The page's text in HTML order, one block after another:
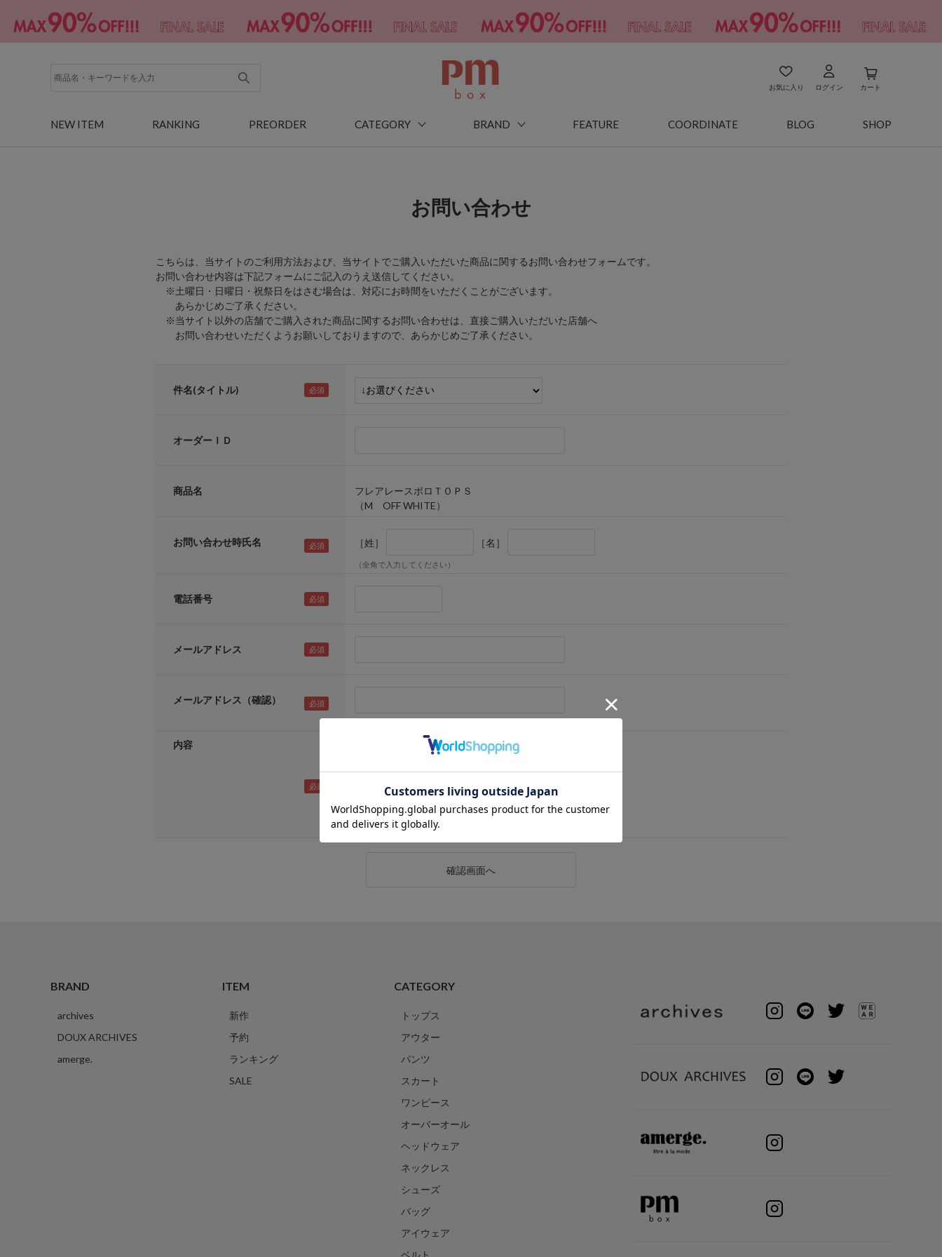
お気に入り ログイン カート
NEW ITEM RANKING PREORDER CATEGORY BRAND FEATURE COORDINATE BLOG SHOP
お問い合わせ
こちらは、当サイトのご利用方法および、当サイトでご購入いただいた商品に関するお問い合わせフォームです。
お問い合わせ内容は下記フォームにご記入のうえ送信してください。
※土曜日・日曜日・祝祭日をはさむ場合は、対応にお時間をいただくことがございます。
あらかじめご了承ください。
※当サイト以外の店舗でご購入された商品に関するお問い合わせは、直接ご購入いただいた店舗へ
お問い合わせいただくようお願いしておりますので、あらかじめご了承ください。
件名(タイトル)
オーダーＩＤ
商品名
フレアレースポロＴＯＰＳ
（M OFF WHITE）
お問い合わせ時氏名 ［姓］ ［名］
（全角で入力してください）
電話番号
メールアドレス
メールアドレス（確認）
内容
BRAND
archives
DOUX ARCHIVES
amerge.
ITEM
新作
予約
ランキング
SALE
CATEGORY
トップス
アウター
パンツ
スカート
ワンピース
オーバーオール
ヘッドウェア
ネックレス
シューズ
バッグ
アイウェア
ベルト